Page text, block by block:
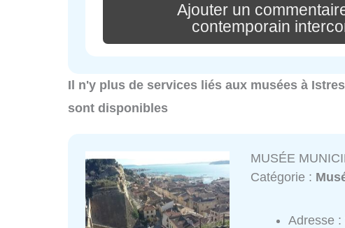
Ajouter un
contemporain
Il n'y plus de services liés aux musées à
sont disponibles
MUSÉE
Catégorie :
Adresse :